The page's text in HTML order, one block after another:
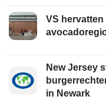
VS
New Jersey
in Newark